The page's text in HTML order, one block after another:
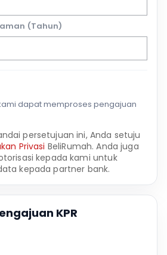
(Tahun)
dapat memproses pengajuan
persetujuan ini, Anda setuju
Privasi BeliRumah. Anda juga
kepada kami untuk
kepada partner bank.
KPR